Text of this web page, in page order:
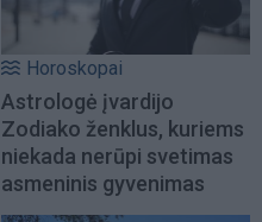
Horoskopai
Astrologė įvardijo
Zodiako ženklus, kuriems
niekada nerūpi svetimas
asmeninis gyvenimas